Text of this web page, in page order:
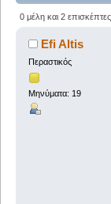
0 μέλη και 2
Efi Altis
Περαστικός
Μηνύματα: 19